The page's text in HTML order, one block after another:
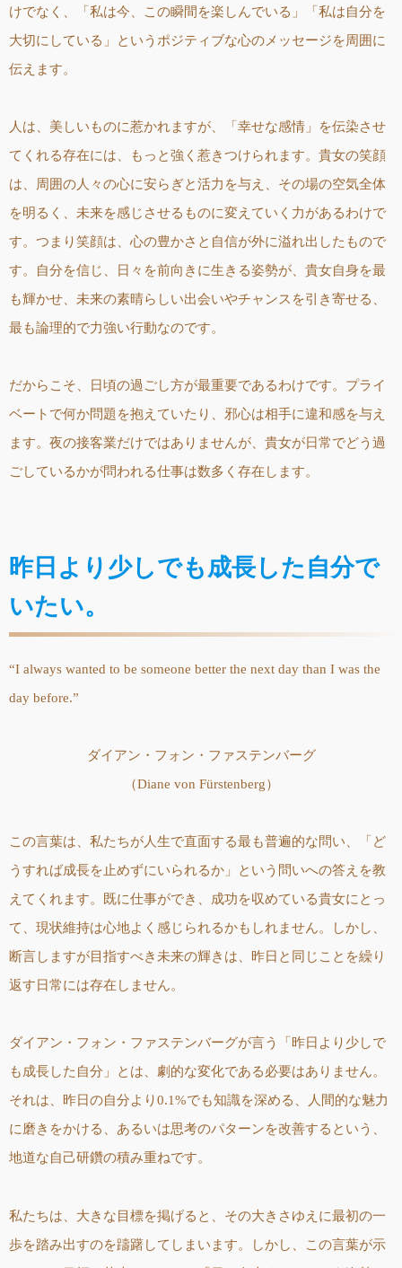
けでなく、「私は今、この瞬間を楽しんでいる」「私は自分を
大切にしている」というポジティブな心のメッセージを周囲に
伝えます。
人は、美しいものに惹かれますが、「幸せな感情」を伝染させ
てくれる存在には、もっと強く惹きつけられます。貴女の笑顔
は、周囲の人々の心に安らぎと活力を与え、その場の空気全体
を明るく、未来を感じさせるものに変えていく力があるわけで
す。つまり笑顔は、心の豊かさと自信が外に溢れ出したもので
す。自分を信じ、日々を前向きに生きる姿勢が、貴女自身を最
も輝かせ、未来の素晴らしい出会いやチャンスを引き寄せる、
最も論理的で力強い行動なのです。
だからこそ、日頃の過ごし方が最重要であるわけです。プライ
ベートで何か問題を抱えていたり、邪心は相手に違和感を与え
ます。夜の接客業だけではありませんが、貴女が日常でどう過
ごしているかが問われる仕事は数多く存在します。
昨日より少しでも成長した自分で
いたい。
“I always wanted to be someone better the next day than I was the
day before.”
ダイアン・フォン・ファステンバーグ
（Diane von Fürstenberg）
この言葉は、私たちが人生で直面する最も普遍的な問い、「ど
うすれば成長を止めずにいられるか」という問いへの答えを教
えてくれます。既に仕事ができ、成功を収めている貴女にとっ
て、現状維持は心地よく感じられるかもしれません。しかし、
断言しますが目指すべき未来の輝きは、昨日と同じことを繰り
返す日常には存在しません。
ダイアン・フォン・ファステンバーグが言う「昨日より少しで
も成長した自分」とは、劇的な変化である必要はありません。
それは、昨日の自分より0.1%でも知識を深める、人間的な魅力
に磨きをかける、あるいは思考のパターンを改善するという、
地道な自己研鑽の積み重ねです。
私たちは、大きな目標を掲げると、その大きさゆえに最初の一
歩を踏み出すのを躊躇してしまいます。しかし、この言葉が示